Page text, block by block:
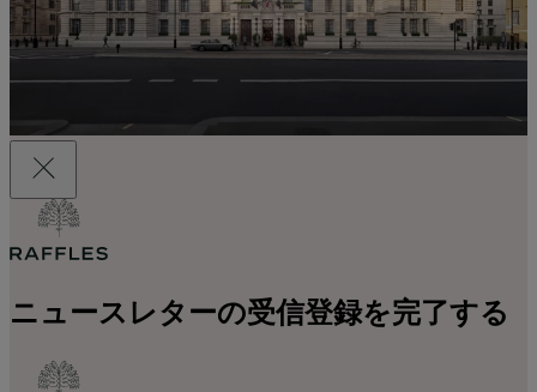
ニュースレターの受信登録を完了する